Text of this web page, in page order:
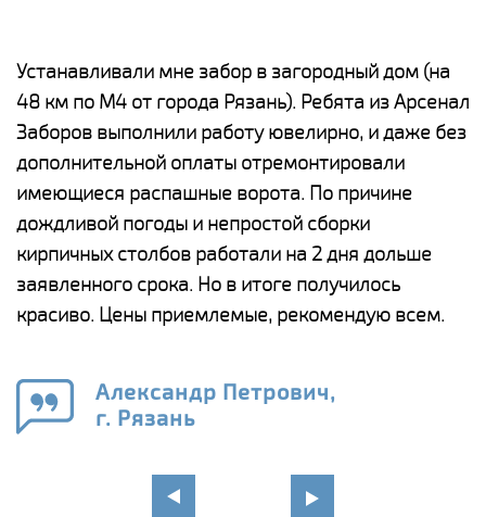
Устанавливали мне забор в загородный дом (на
48 км по М4 от города Рязань). Ребята из Арсенал
Заборов выполнили работу ювелирно, и даже без
дополнительной оплаты отремонтировали
имеющиеся распашные ворота. По причине
дождливой погоды и непростой сборки
кирпичных столбов работали на 2 дня дольше
заявленного срока. Но в итоге получилось
красиво. Цены приемлемые, рекомендую всем.
Александр Петрович,
г. Рязань